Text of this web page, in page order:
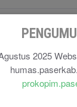
2025
Muhibah
Paser dr
kebudayaan